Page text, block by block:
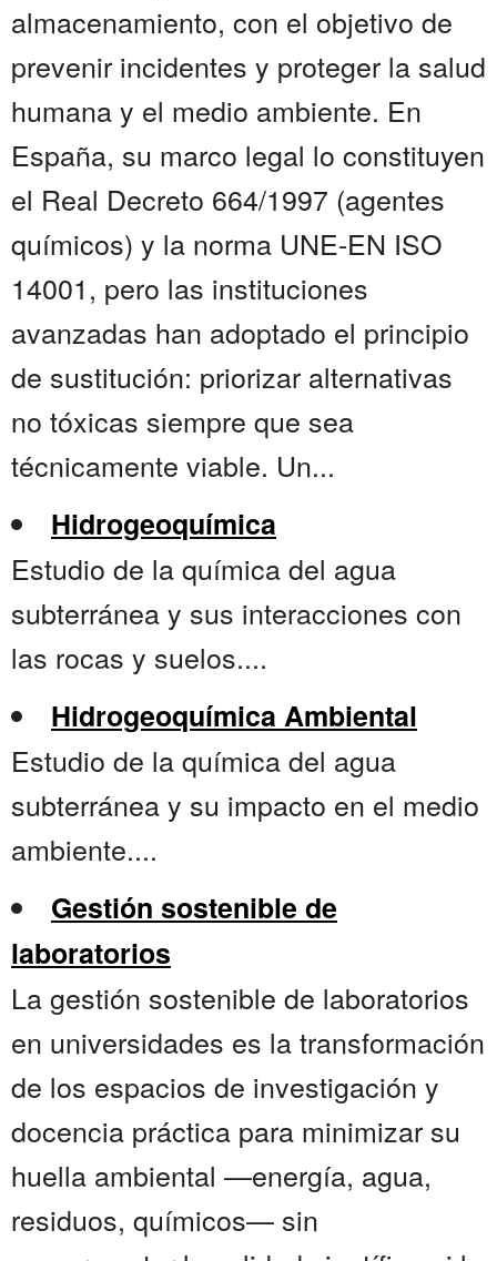
almacenamiento, con el objetivo de
prevenir incidentes y proteger la salud
humana y el medio ambiente. En
España, su marco legal lo constituyen
el Real Decreto 664/1997 (agentes
químicos) y la norma UNE-EN ISO
14001, pero las instituciones
avanzadas han adoptado el principio
de sustitución: priorizar alternativas
no tóxicas siempre que sea
técnicamente viable. Un...
Hidrogeoquímica
Estudio de la química del agua
subterránea y sus interacciones con
las rocas y suelos....
Hidrogeoquímica Ambiental
Estudio de la química del agua
subterránea y su impacto en el medio
ambiente....
Gestión sostenible de
laboratorios
La gestión sostenible de laboratorios
en universidades es la transformación
de los espacios de investigación y
docencia práctica para minimizar su
huella ambiental —energía, agua,
residuos, químicos— sin